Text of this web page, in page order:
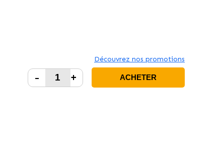
Découvrez nos promotions
- + ACHETER